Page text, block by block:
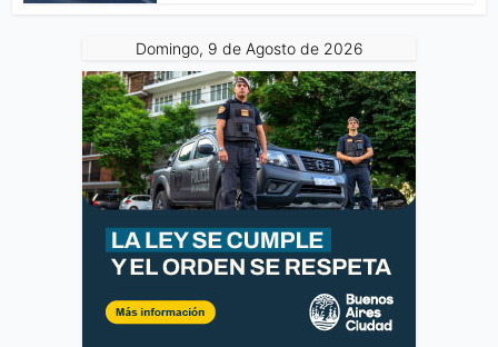
Domingo, 9 de Agosto de 2026